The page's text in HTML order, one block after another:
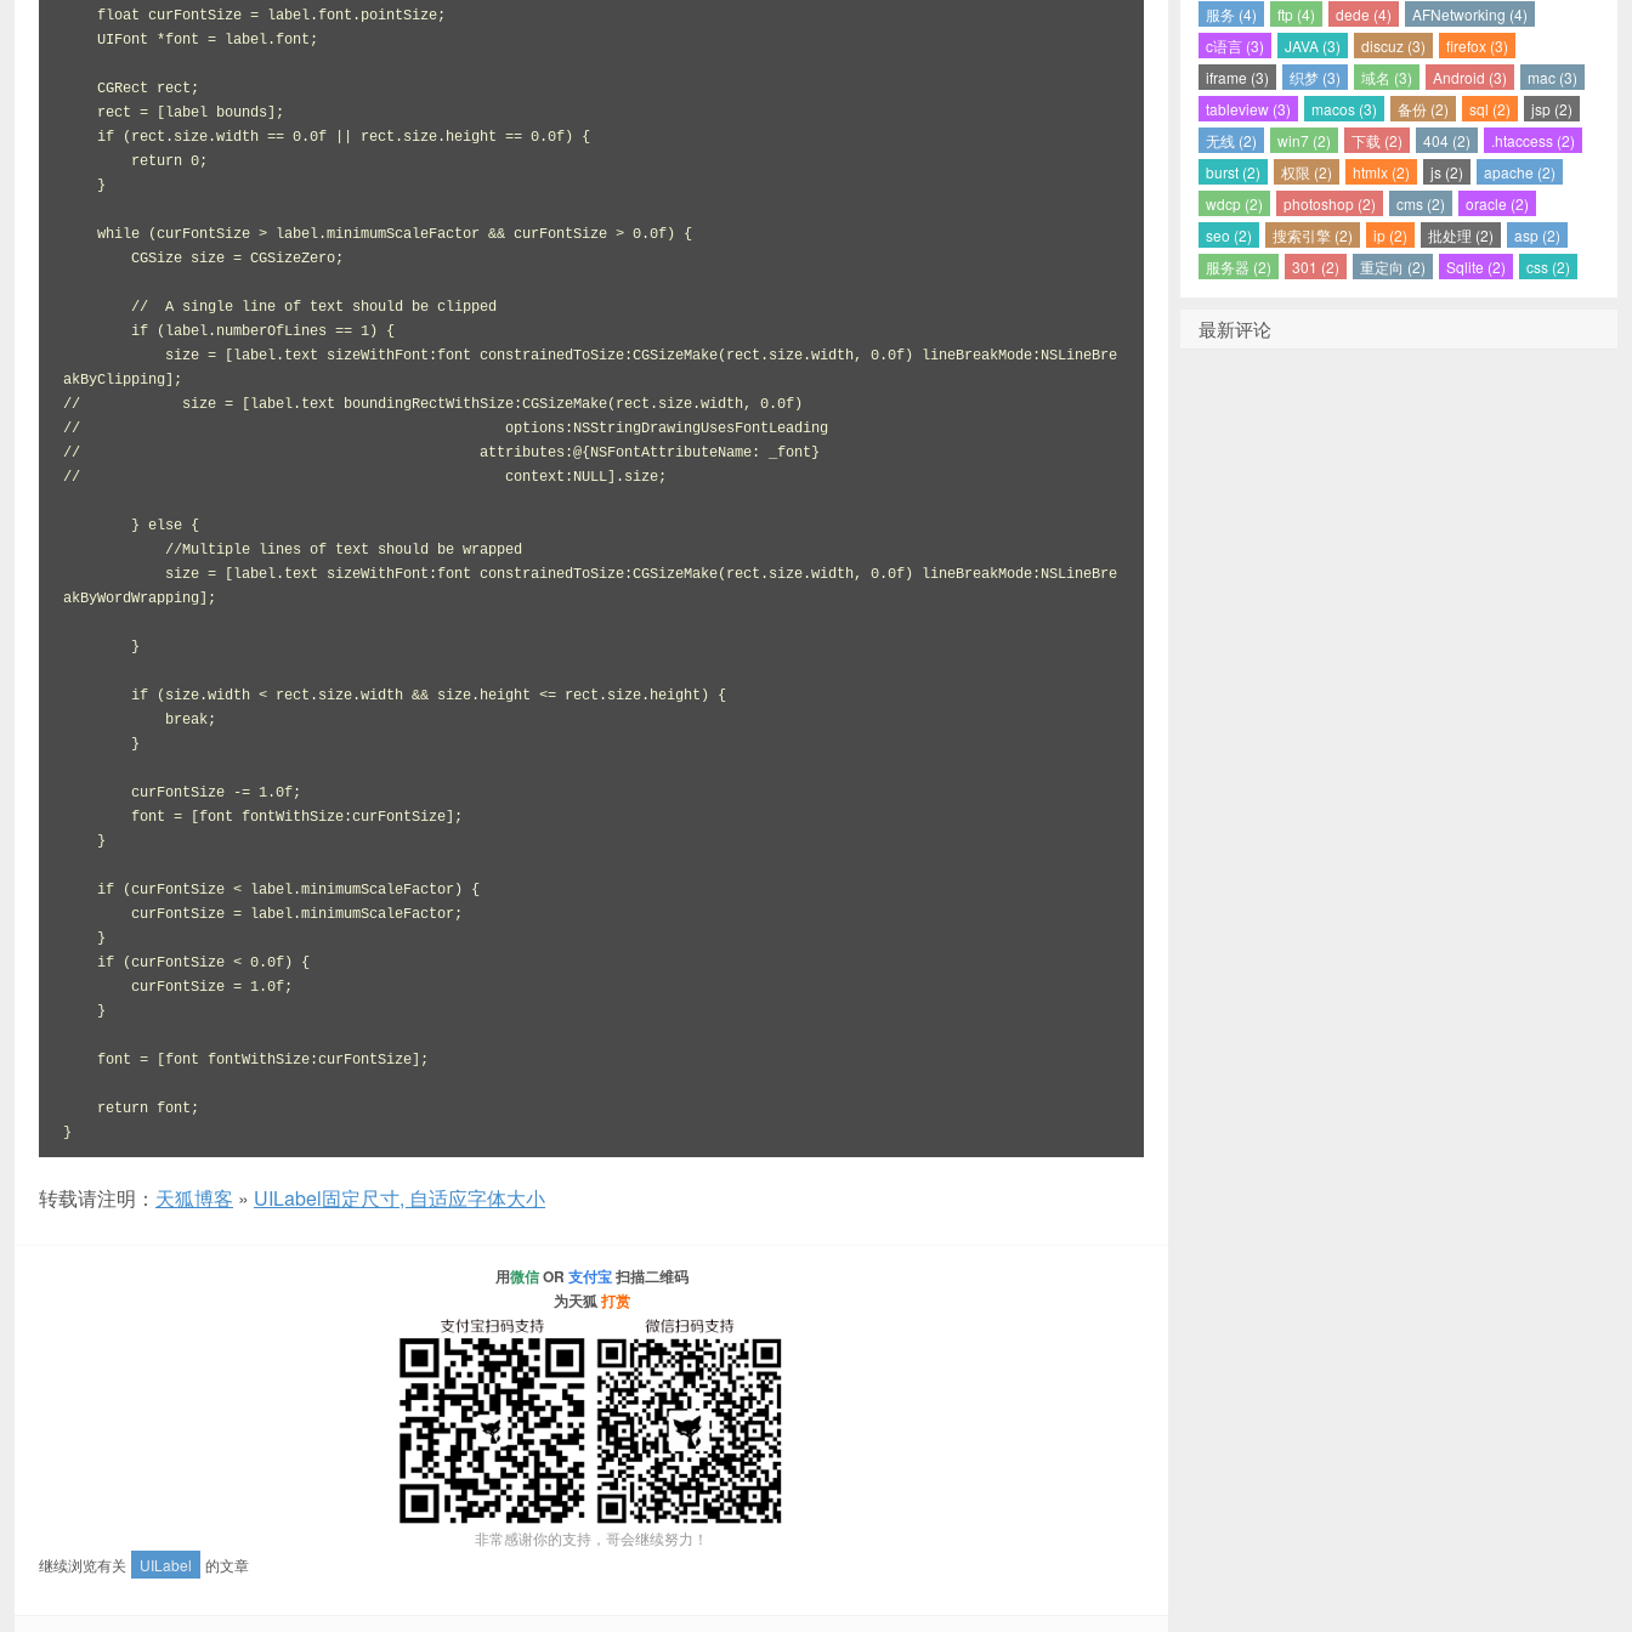
akByClipping];
//            size = [label.text boundingRectWithSize:CGSizeMake(rect.size.width, 0.0f)
//                                                  options:NSStringDrawingUsesFontLeading
//                                               attributes:@{NSFontAttributeName: _font}
//                                                  context:NULL].size;
akByWordWrapping];
转载请注明： 天狐博客 » UILabel固定尺寸, 自适应字体大小
用微信OR 支付宝扫描二维码
为天狐打赏
非常感谢你的支持，哥会继续努力！
继续浏览有关
UILabel 的文章
服务 (4) ftp (4) dede (4)
AFNetworking (4)
c语言 (3)
JAVA (3) discuz (3)
firefox (3)
iframe (3)
织梦 (3) 域名 (3) Android (3)
mac (3)
tableview (3)
macos (3) 备份 (2) sql (2)
jsp (2)
无线 (2)
win7 (2) 下载 (2) 404 (2)
.htaccess (2)
burst (2)
权限 (2) htmlx (2) js (2)
apache (2)
wdcp (2)
photoshop (2) cms (2)
oracle (2)
seo (2)
搜索引擎 (2) ip (2) 批处理 (2)
asp (2)
服务器 (2)
301 (2) 重定向 (2) Sqlite (2) css (2)
最新评论